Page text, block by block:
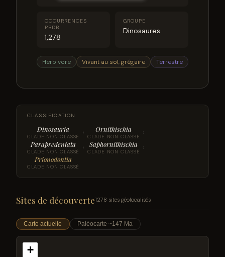
OCCURRENCES
PBDB
1,278
GROUPE
Dinosaures
Herbivore Vivant au sol, grégaire Terrestre
CLASSIFICATION
Dinosauria
CLADE NON CLASSÉ › Ornithischia
CLADE NON CLASSÉ ›
Parapredentata
CLADE NON CLASSÉ › Saphornithischia
CLADE NON CLASSÉ ›
Prionodontia
CLADE NON CLASSÉ
Sites de découverte1278 sites géolocalisés
Carte actuelle Paléocarte ~147 Ma
+